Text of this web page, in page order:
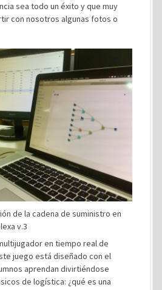
sea todo un éxito y que muy
con nosotros algunas fotos o
de la cadena de suministro en
v.3
en tiempo real de
juego está diseñado con el
aprendan divirtiéndose
de logística: ¿qué es una